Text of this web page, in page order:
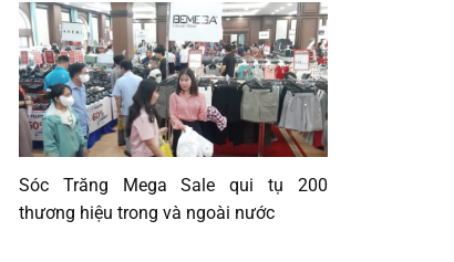
Sóc Trăng Mega Sale qui tụ 200
thương hiệu trong và ngoài nước